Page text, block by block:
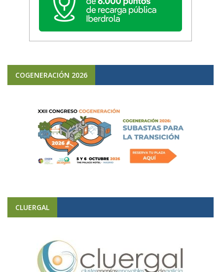
COGENERACIÓN 2026
CLUERGAL